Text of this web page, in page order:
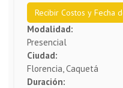
Recibir Costos y Fecha
Modalidad:
Presencial
Ciudad:
Florencia, Caquetá
Duración: